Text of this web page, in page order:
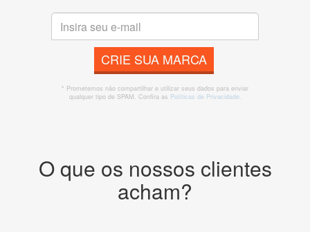
CRIE SUA MARCA
* Prometemos não compartilhar e utilizar seus dados para enviar
qualquer tipo de SPAM. Confira as Políticas de Privacidade.
O que os nossos clientes
acham?